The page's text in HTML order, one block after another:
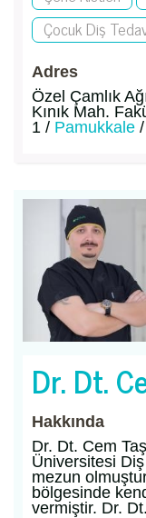
Çocuk Diş
Adres
Özel Çamlık
Kınık Mah.
1 / Pamukkale /
Dr. Dt.
Hakkında
Dr. Dt. Cem
Üniversitesi
mezun
bölgesinde
vermiştir. Dr. Dt.